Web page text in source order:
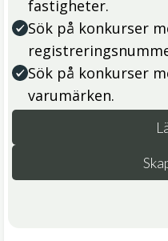
fastigheter.
Sök på konkurser
Sök på konkurser
varumärken.